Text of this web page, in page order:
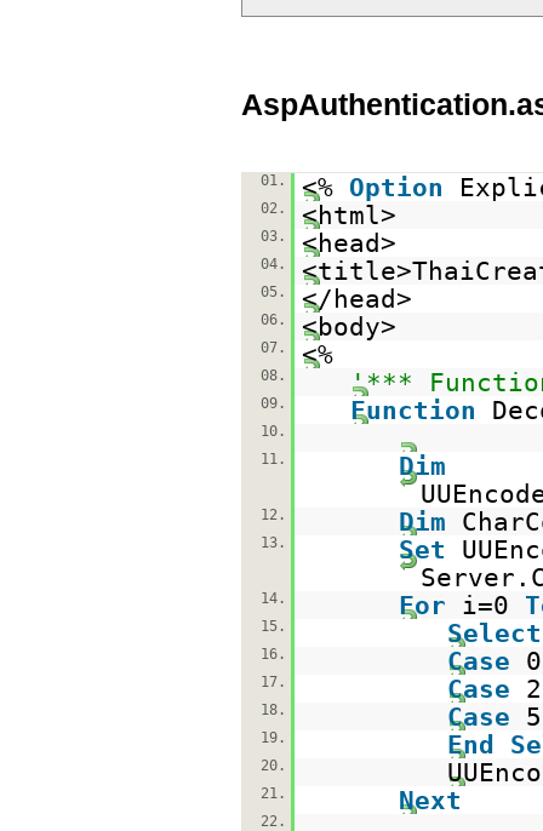
01. <% Option
02. <html>
03. <head>
04.
05. </head>
06. <body>
07. <%
08. '***
09. Function
10.
11.
Dim
12. Dim
13. Set
14. For i=0
15. Select
16. Case
17. Case
18. Case
19. End
20.
21. Next
22.